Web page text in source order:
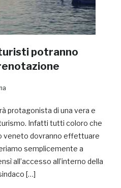
potranno
protagonista di una vera e
Infatti tutti coloro che
veneto dovranno effettuare
semplicemente a
all’accesso all’interno della
[…]